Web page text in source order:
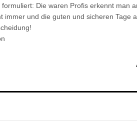
Die waren Profis erkennt man
immer und die guten und sicheren Tage